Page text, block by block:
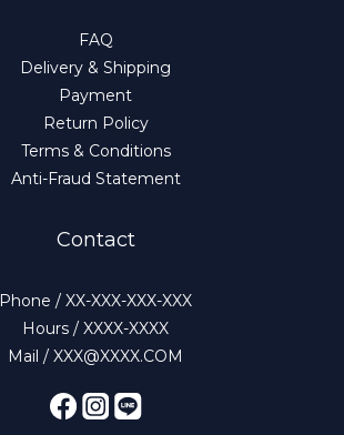
FAQ
Delivery & Shipping
Payment
Return Policy
Terms & Conditions
Anti-Fraud Statement
Contact
Phone / XX-XXX-XXX-XXX
Hours / XXXX-XXXX
Mail / XXX@XXXX.COM